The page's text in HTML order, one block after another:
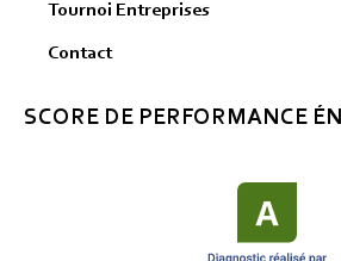
SCORE DE PERFORMANCE
Tournoi Entreprises
Contact